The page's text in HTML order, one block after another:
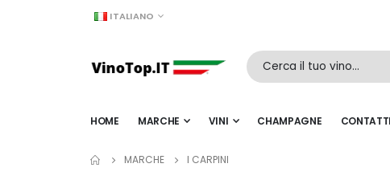
LINGUAITALIANO
HOME MARCHE VINI CHAMPAGNE CONTATTI
MARCHE I CARPINI